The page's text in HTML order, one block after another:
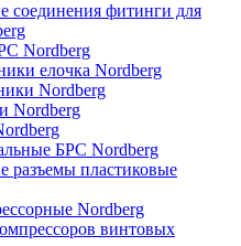
соединения фитинги для
Nordberg
елочка Nordberg
Nordberg
Nordberg
БРС Nordberg
разъемы пластиковые
Nordberg
винтовых